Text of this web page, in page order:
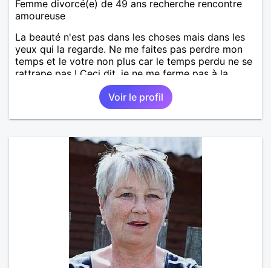
Femme divorcé(e) de 49 ans recherche rencontre
amoureuse
La beauté n'est pas dans les choses mais dans les
yeux qui la regarde. Ne me faites pas perdre mon
temps et le votre non plus car le temps perdu ne se
rattrape pas ! Ceci dit, je ne me ferme pas à la
réussite de trouver l'amour, c'est le but premier...
Voir le profil